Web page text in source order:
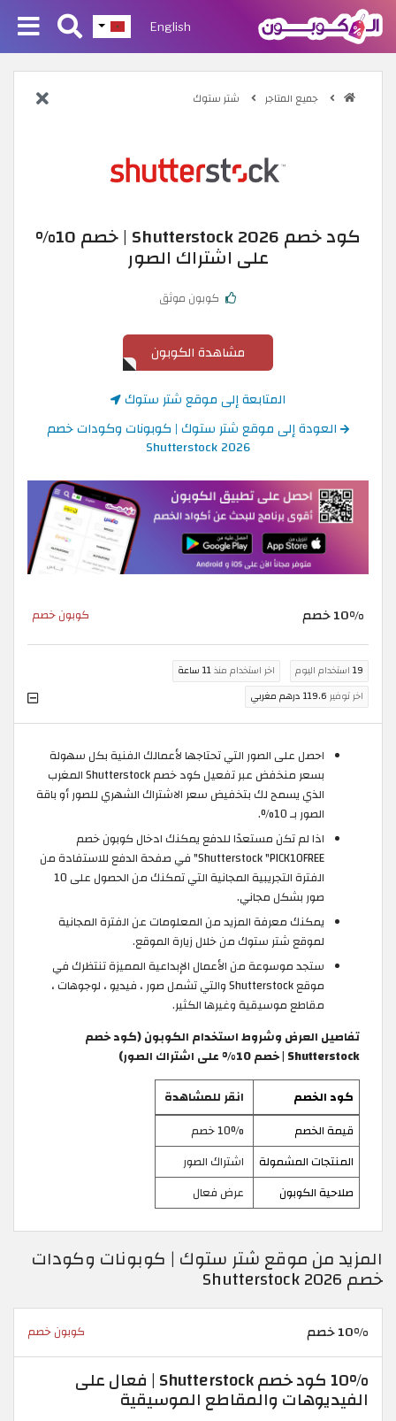
English
جميع المتاجر شتر ستوك
كود خصم Shutterstock 2026 | خصم 10%
على اشتراك الصور
كوبون موثق
مشاهدة الكوبون
المتابعة إلى موقع شتر ستوك
العودة إلى موقع شتر ستوك | كوبونات وكودات خصم
Shutterstock 2026
10% خصم كوبون خصم
19 استخدام اليوم اخر استخدام منذ11 ساعة
اخر توفير 119.6 درهم مغربي
احصل على الصور التي تحتاجها لأعمالك الفنية بكل سهولة
بسعر منخفض عبر تفعيل كود خصم Shutterstock المغرب
الذي يسمح لك بتخفيض سعر الاشتراك الشهري للصور أو باقة
الصور بـ 10%.
اذا لم تكن مستعدًا للدفع يمكنك ادخال كوبون خصم
Shutterstock "PICK10FREE" في صفحة الدفع للاستفادة من
الفترة التجريبية المجانية التي تمكنك من الحصول على 10
صور بشكل مجاني.
يمكنك معرفة المزيد من المعلومات عن الفترة المجانية
لموقع شتر ستوك من خلال زيارة الموقع.
ستجد موسوعة من الأعمال الإبداعية المميزة تنتظرك في
موقع Shutterstock والتي تشمل صور ، فيديو ، لوجوهات ،
مقاطع موسيقية وغيرها الكثير.
تفاصيل العرض وشروط استخدام الكوبون (كود خصم
Shutterstock | خصم 10% على اشتراك الصور)
كود الخصم
انقر للمشاهدة
قيمة الخصم
10% خصم
المنتجات المشمولة
اشتراك الصور
صلاحية الكوبون
عرض فعال
المزيد من موقع شتر ستوك | كوبونات وكودات
خصم Shutterstock 2026
10% خصم كوبون خصم
10% كود خصم Shutterstock | فعال على
الفيديوهات والمقاطع الموسيقية